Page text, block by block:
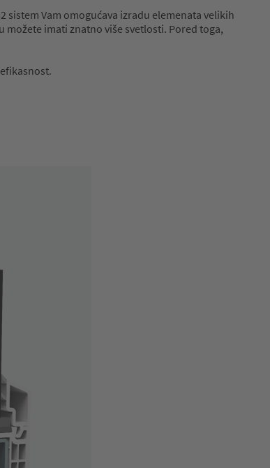
sistem Vam omogućava izradu elemenata velikih
imati znatno više svetlosti. Pored toga,